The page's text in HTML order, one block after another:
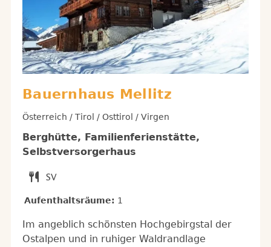
Bauernhaus Mellitz
Österreich / Tirol / Osttirol / Virgen
Berghütte, Familienferienstätte,
Selbstversorgerhaus
Aufenthaltsräume: 1
Im angeblich schönsten Hochgebirgstal der
Ostalpen und in ruhiger Waldrandlage